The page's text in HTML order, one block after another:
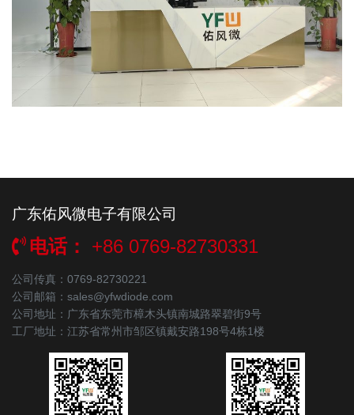
广东佑风微电子有限公司
电话： +86 0769-82730331
公司传真：0769-82730221
公司邮箱：sales@yfwdiode.com
公司地址：广东省东莞市樟木头镇南城路翠碧街9号
工厂地址：江苏省常州市邹区镇戴安路198号4栋1楼